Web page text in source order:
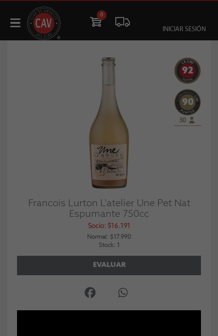
0
INICIAR SESIÓN
92
90
30
Francois Lurton L'atelier Une Pet Nat
Espumante 750cc
Socio: $16.191
Normal: $17.990
Stock: 1
EVALUAR